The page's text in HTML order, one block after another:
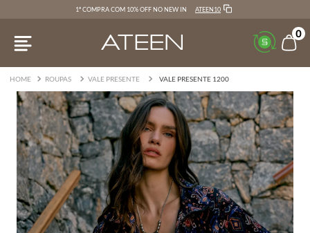
1ª COMPRA COM 10% OFF NO NEW IN ATEEN10
0
ROUPAS VALE PRESENTE VALE PRESENTE 1200